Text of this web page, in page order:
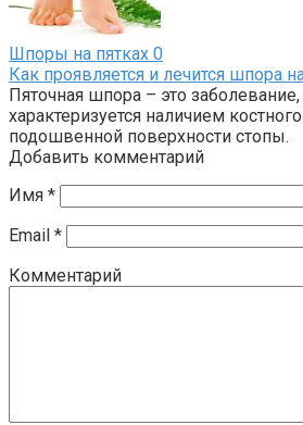
Шпоры на пятках 0
Как проявляется и лечится шпора
Пяточная шпора – это
характеризуется наличием
подошвенной поверхности стопы.
Добавить комментарий
Имя *
Email *
Комментарий